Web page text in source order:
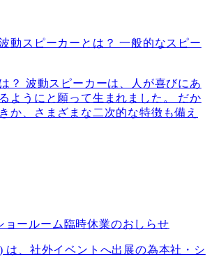
動スピーカーとは？ 一般的なスピー
？ 波動スピーカーは、人が喜びにあ
ようにと願って生まれました。 だか
か、さまざまな二次的な特徴も備え
ールーム臨時休業のおしらせ
は、社外イベントへ出展の為本社・シ